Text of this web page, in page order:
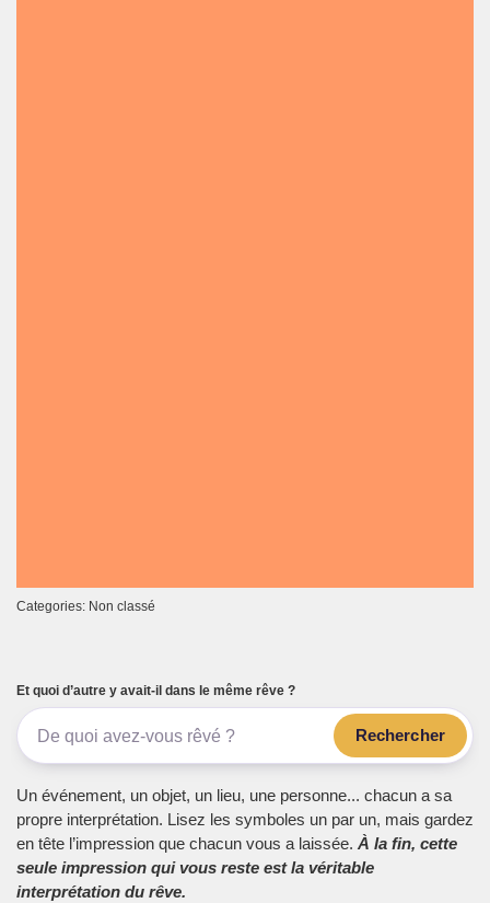
Categories: Non classé
Et quoi d’autre y avait-il dans le même rêve ?
Rechercher
Un événement, un objet, un lieu, une personne... chacun a sa
propre interprétation. Lisez les symboles un par un, mais gardez
en tête l’impression que chacun vous a laissée. À la fin, cette
seule impression qui vous reste est la véritable
interprétation du rêve.